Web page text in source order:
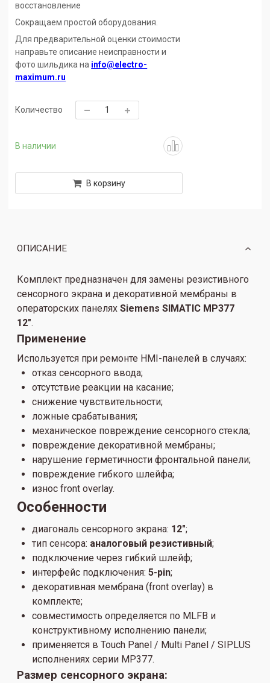
В наличии
восстановление
Сокращаем простой оборудования.
Для предварительной оценки стоимости
направьте описание неисправности и
фото шильдика на info@electro-
maximum.ru
Количество
В корзину
ОПИСАНИЕ
Комплект предназначен для замены резистивного
сенсорного экрана и декоративной мембраны в
операторских панеляхSiemens SIMATIC MP377
12".
Применение
Используется при ремонте HMI-панелей в случаях:
отказ сенсорного ввода;
отсутствие реакции на касание;
снижение чувствительности;
ложные срабатывания;
механическое повреждение сенсорного стекла;
повреждение декоративной мембраны;
нарушение герметичности фронтальной панели;
повреждение гибкого шлейфа;
износ front overlay.
Особенности
диагональ сенсорного экрана: 12";
тип сенсора: аналоговый резистивный;
подключение через гибкий шлейф;
интерфейс подключения: 5-pin;
декоративная мембрана (front overlay) в
комплекте;
совместимость определяется по MLFB и
конструктивному исполнению панели;
применяется в Touch Panel / Multi Panel / SIPLUS
исполнениях серии MP377.
Размер сенсорного экрана: